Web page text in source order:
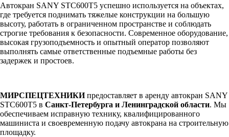
Автокран SANY STC600T5 успешно используется на объектах,
где требуется поднимать тяжелые конструкции на большую
высоту, работать в ограниченном пространстве и соблюдать
строгие требования к безопасности. Современное оборудование,
высокая грузоподъемность и опытный оператор позволяют
выполнять самые ответственные подъемные работы без
задержек и простоев.
МИРСПЕЦТЕХНИКИпредоставляет в аренду автокран SANY
STC600T5 в Санкт-Петербурга и Ленинградской области. Мы
обеспечиваем исправную технику, квалифицированного
машиниста и своевременную подачу автокрана на строительную
площадку.